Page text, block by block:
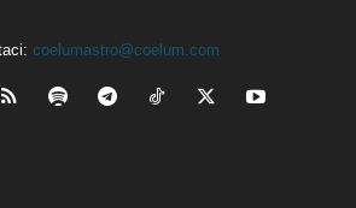
coelumastro@coelum.com